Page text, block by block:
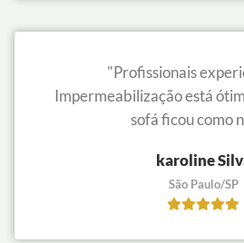
"Profissionais
Impermeabilização está
sofá ficou como
karoline
São Paulo/SP